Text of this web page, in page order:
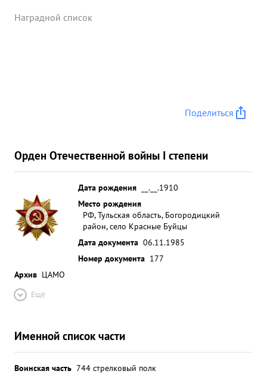
Наградной список
Поделиться
Орден Отечественной войны I степени
Дата рождения
__.__.1910
Место рождения
РФ, Тульская область, Богородицкий
район, село Красные Буйцы
Дата документа 06.11.1985
Номер документа 177
Архив ЦАМО
Ещё
Именной список части
Воинская часть 744 стрелковый полк